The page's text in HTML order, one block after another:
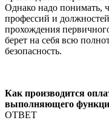
Однако надо понимать,
профессий и
прохождения
берет на себя всю
безопасность.
Как производится
выполняющего
ОТВЕТ